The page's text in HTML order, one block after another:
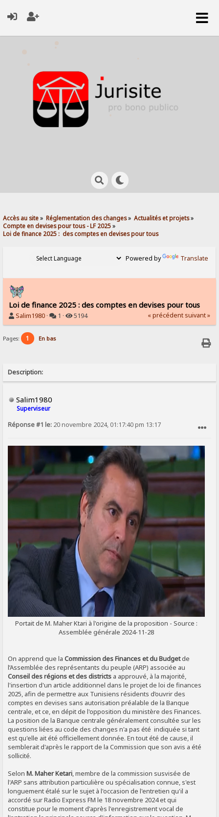
Accès au site» Réglementation des changes» Actualités et projets»
Compte en devises pour tous - LF 2025»
Loi de finance 2025 :  des comptes en devises pour tous
Powered by Translate
Loi de finance 2025 : des comptes en devises pour tous
Salim1980 · 1 · 5194 « précédent suivant »
Pages: 1 En bas
Description:
Salim1980
Superviseur
Réponse #1 le: 20 novembre 2024, 01:17:40 pm 13:17
Portait de M. Maher Ktari à l'origine de la proposition - Source :
Assemblée générale 2024-11-28
On apprend que laCommission des Finances et du Budgetde
l’Assemblée des représentants du peuple (ARP) associée au
Conseil des régions et des districts a approuvé, à la majorité,
l'insertion d'un article additionnel dans le projet de loi de finances
2025, afin de permettre aux Tunisiens résidents d’ouvrir des
comptes en devises sans autorisation préalable de la Banque
centrale, et ce, en dépit de l'opposition du ministère des Finances.
La position de la Banque centrale généralement consultée sur les
questions liées au code des changes n'a pas été indiquée si tant
est qu'elle ait été officiellement donnée. En tout été de cause, il
semblerait d'après le rapport de la Commission que son avis a été
sollicité.
SelonM. Maher Ketari, membre de la commission susvisée de
l'ARP sans attribution particulière ou spécialisation connue, s'est
longuement étalé sur le sujet à l'occasion de l'entretien qu'il a
accordé sur Radio Express FM le 18 novembre 2024 et qui
constitue pour le moment d'après l'enregistrement vocal de